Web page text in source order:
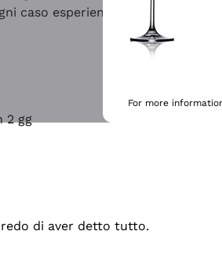
caso esperienza buona e lo
2 gg
di aver detto tutto.
For more